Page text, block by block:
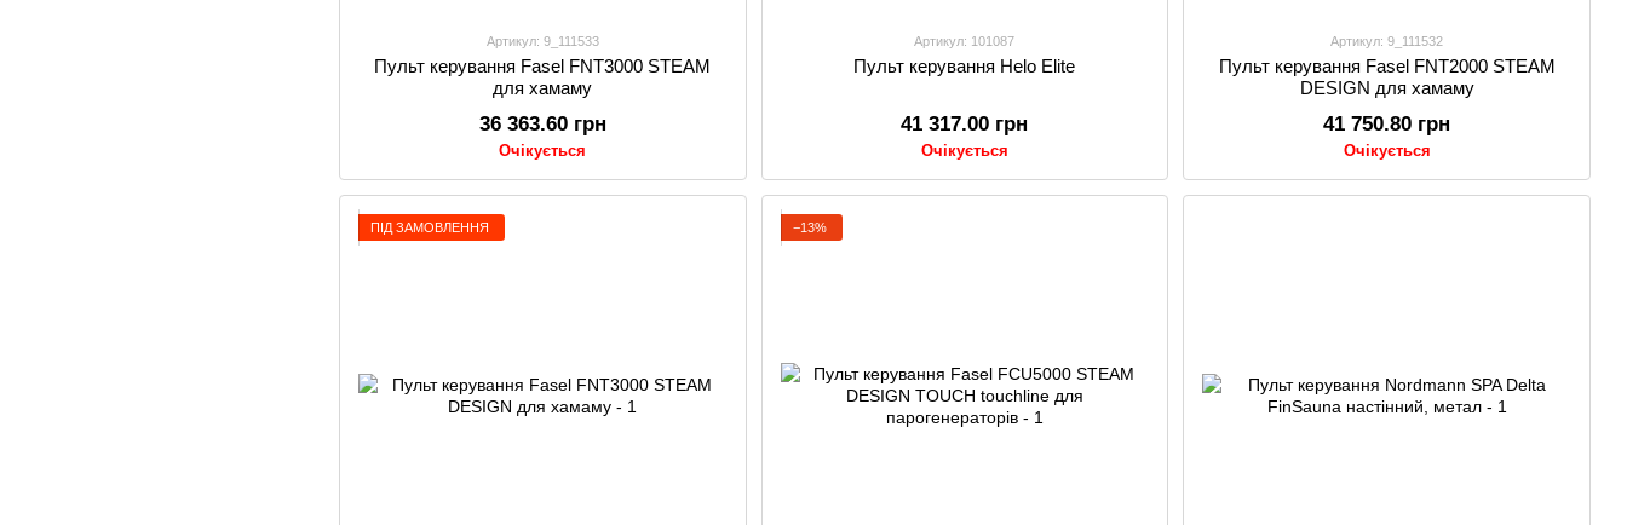
Артикул: 9_111533
Пульт керування Fasel FNT3000 STEAM
для хамаму
36 363.60 грн
Очікується
Артикул: 101087
Пульт керування Helo Elite
41 317.00 грн
Очікується
Артикул: 9_111532
Пульт керування Fasel FNT2000 STEAM
DESIGN для хамаму
41 750.80 грн
Очікується
ПІД ЗАМОВЛЕННЯ −13%